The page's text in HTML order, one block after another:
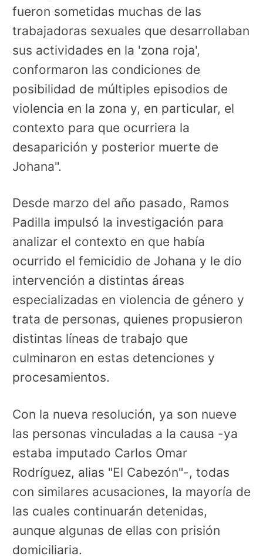
fueron sometidas muchas de las
trabajadoras sexuales que desarrollaban
sus actividades en la 'zona roja',
conformaron las condiciones de
posibilidad de múltiples episodios de
violencia en la zona y, en particular, el
contexto para que ocurriera la
desaparición y posterior muerte de
Johana".
Desde marzo del año pasado, Ramos
Padilla impulsó la investigación para
analizar el contexto en que había
ocurrido el femicidio de Johana y le dio
intervención a distintas áreas
especializadas en violencia de género y
trata de personas, quienes propusieron
distintas líneas de trabajo que
culminaron en estas detenciones y
procesamientos.
Con la nueva resolución, ya son nueve
las personas vinculadas a la causa -ya
estaba imputado Carlos Omar
Rodríguez, alias "El Cabezón"-, todas
con similares acusaciones, la mayoría de
las cuales continuarán detenidas,
aunque algunas de ellas con prisión
domiciliaria.